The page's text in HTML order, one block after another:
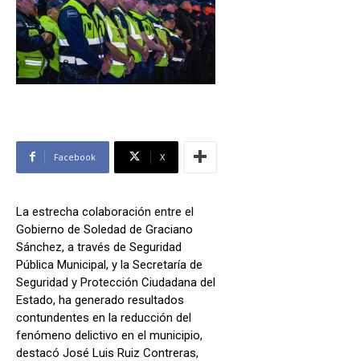
Facebook X
La estrecha colaboración entre el
Gobierno de Soledad de Graciano
Sánchez, a través de Seguridad
Pública Municipal, y la Secretaría de
Seguridad y Protección Ciudadana del
Estado, ha generado resultados
contundentes en la reducción del
fenómeno delictivo en el municipio,
destacó José Luis Ruiz Contreras,